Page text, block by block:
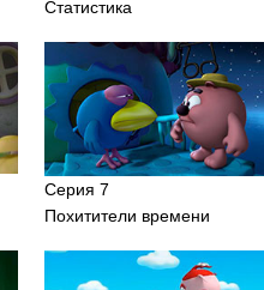
Статистика
Серия 7
Похитители времени